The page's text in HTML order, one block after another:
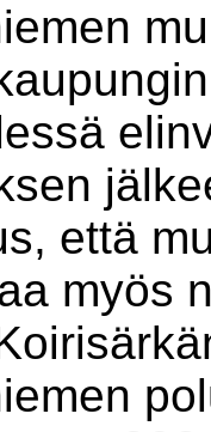
että
myös